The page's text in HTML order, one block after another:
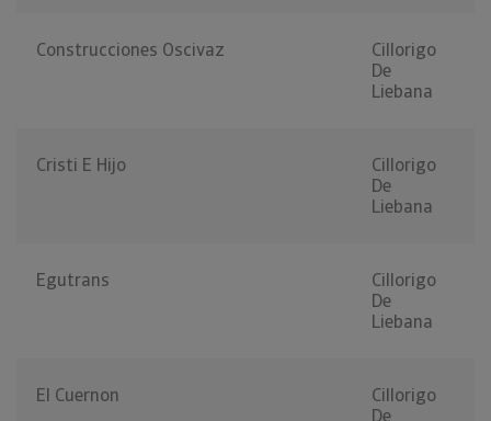
Construcciones Oscivaz
Cillorigo
De
Liebana
Cristi E Hijo
Cillorigo
De
Liebana
Egutrans
Cillorigo
De
Liebana
El Cuernon
Cillorigo
De